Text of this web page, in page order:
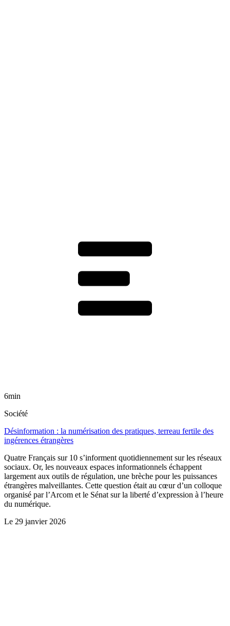
6min
Société
Désinformation : la numérisation des pratiques, terreau fertile des
ingérences étrangères
Quatre Français sur 10 s’informent quotidiennement sur les réseaux
sociaux. Or, les nouveaux espaces informationnels échappent
largement aux outils de régulation, une brèche pour les puissances
étrangères malveillantes. Cette question était au cœur d’un colloque
organisé par l’Arcom et le Sénat sur la liberté d’expression à l’heure
du numérique.
Le 29 janvier 2026